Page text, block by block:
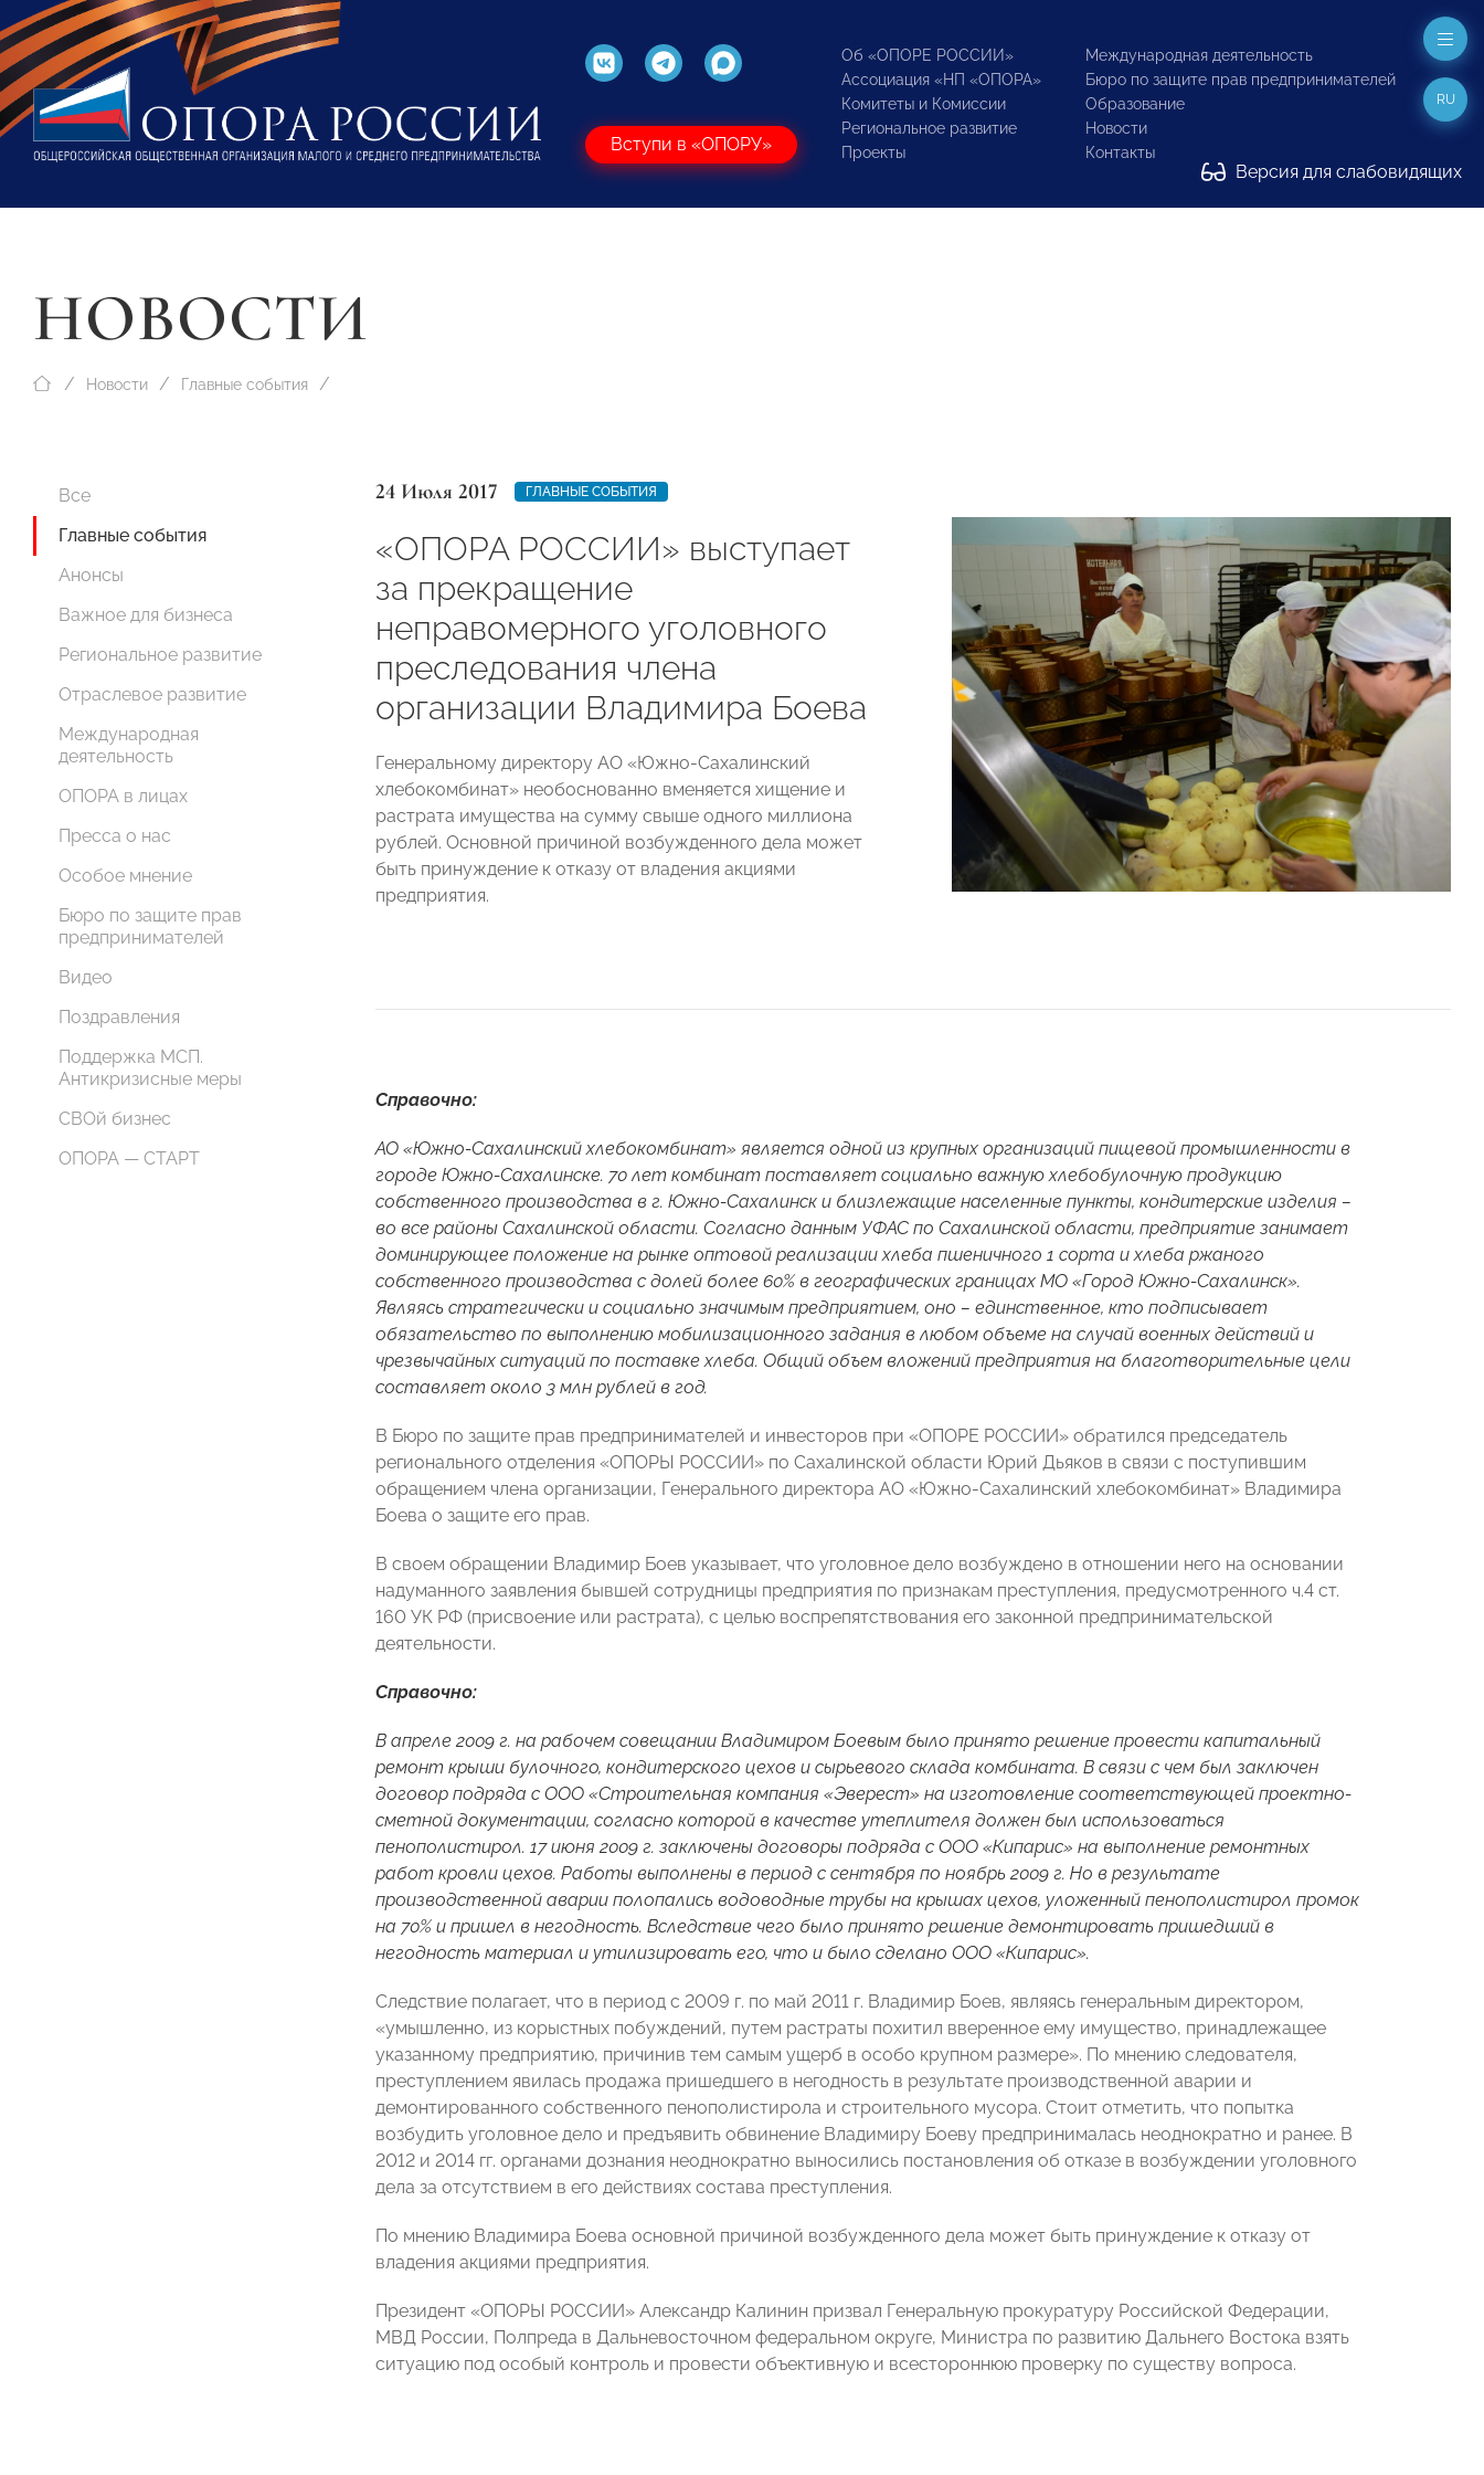
Вступи в «ОПОРУ»
Об «ОПОРЕ РОССИИ»
Ассоциация «НП «ОПОРА»
Комитеты и Комиссии
Региональное развитие
Проекты
Международная деятельность
Бюро по защите прав предпринимателей
Образование
Новости
Контакты
Версия для слабовидящих
RU
НОВОСТИ
Новости Главные события
Все
Главные события
Анонсы
Важное для бизнеса
Региональное развитие
Отраслевое развитие
Международная
деятельность
ОПОРА в лицах
Пресса о нас
Особое мнение
Бюро по защите прав
предпринимателей
Видео
Поздравления
Поддержка МСП.
Антикризисные меры
СВОй бизнес
ОПОРА — СТАРТ
24 Июля 2017 ГЛАВНЫЕ СОБЫТИЯ
«ОПОРА РОССИИ» выступает
за прекращение
неправомерного уголовного
преследования члена
организации Владимира Боева
Генеральному директору АО «Южно-Сахалинский
хлебокомбинат» необоснованно вменяется хищение и
растрата имущества на сумму свыше одного миллиона
рублей. Основной причиной возбужденного дела может
быть принуждение к отказу от владения акциями
предприятия.
Справочно:
АО «Южно-Сахалинский хлебокомбинат» является одной из крупных организаций пищевой промышленности в
городе Южно-Сахалинске. 70 лет комбинат поставляет социально важную хлебобулочную продукцию
собственного производства в г. Южно-Сахалинск и близлежащие населенные пункты, кондитерские изделия –
во все районы Сахалинской области. Согласно данным УФАС по Сахалинской области, предприятие занимает
доминирующее положение на рынке оптовой реализации хлеба пшеничного 1 сорта и хлеба ржаного
собственного производства с долей более 60% в географических границах МО «Город Южно-Сахалинск».
Являясь стратегически и социально значимым предприятием, оно – единственное, кто подписывает
обязательство по выполнению мобилизационного задания в любом объеме на случай военных действий и
чрезвычайных ситуаций по поставке хлеба. Общий объем вложений предприятия на благотворительные цели
составляет около 3 млн рублей в год.
В Бюро по защите прав предпринимателей и инвесторов при «ОПОРЕ РОССИИ» обратился председатель
регионального отделения «ОПОРЫ РОССИИ» по Сахалинской области Юрий Дьяков в связи с поступившим
обращением члена организации, Генерального директора АО «Южно-Сахалинский хлебокомбинат» Владимира
Боева о защите его прав.
В своем обращении Владимир Боев указывает, что уголовное дело возбуждено в отношении него на основании
надуманного заявления бывшей сотрудницы предприятия по признакам преступления, предусмотренного ч.4 ст.
160 УК РФ (присвоение или растрата), с целью воспрепятствования его законной предпринимательской
деятельности.
Справочно:
В апреле 2009 г. на рабочем совещании Владимиром Боевым было принято решение провести капитальный
ремонт крыши булочного, кондитерского цехов и сырьевого склада комбината. В связи с чем был заключен
договор подряда с ООО «Строительная компания «Эверест» на изготовление соответствующей проектно-
сметной документации, согласно которой в качестве утеплителя должен был использоваться
пенополистирол. 17 июня 2009 г. заключены договоры подряда с ООО «Кипарис» на выполнение ремонтных
работ кровли цехов. Работы выполнены в период с сентября по ноябрь 2009 г. Но в результате
производственной аварии полопались водоводные трубы на крышах цехов, уложенный пенополистирол промок
на 70% и пришел в негодность. Вследствие чего было принято решение демонтировать пришедший в
негодность материал и утилизировать его, что и было сделано ООО «Кипарис».
Следствие полагает, что в период с 2009 г. по май 2011 г. Владимир Боев, являясь генеральным директором,
«умышленно, из корыстных побуждений, путем растраты похитил вверенное ему имущество, принадлежащее
указанному предприятию, причинив тем самым ущерб в особо крупном размере». По мнению следователя,
преступлением явилась продажа пришедшего в негодность в результате производственной аварии и
демонтированного собственного пенополистирола и строительного мусора. Стоит отметить, что попытка
возбудить уголовное дело и предъявить обвинение Владимиру Боеву предпринималась неоднократно и ранее. В
2012 и 2014 гг. органами дознания неоднократно выносились постановления об отказе в возбуждении уголовного
дела за отсутствием в его действиях состава преступления.
По мнению Владимира Боева основной причиной возбужденного дела может быть принуждение к отказу от
владения акциями предприятия.
Президент «ОПОРЫ РОССИИ» Александр Калинин призвал Генеральную прокуратуру Российской Федерации,
МВД России, Полпреда в Дальневосточном федеральном округе, Министра по развитию Дальнего Востока взять
ситуацию под особый контроль и провести объективную и всестороннюю проверку по существу вопроса.